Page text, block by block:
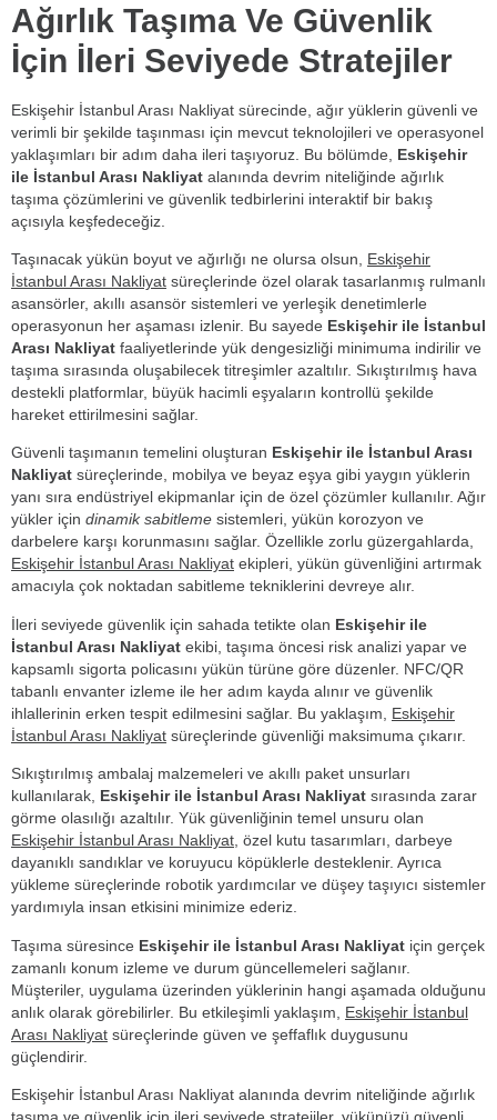
Ağırlık Taşıma Ve Güvenlik
İçin İleri Seviyede Stratejiler
Eskişehir İstanbul Arası Nakliyat sürecinde, ağır yüklerin güvenli ve
verimli bir şekilde taşınması için mevcut teknolojileri ve operasyonel
yaklaşımları bir adım daha ileri taşıyoruz. Bu bölümde, Eskişehir
ile İstanbul Arası Nakliyat alanında devrim niteliğinde ağırlık
taşıma çözümlerini ve güvenlik tedbirlerini interaktif bir bakış
açısıyla keşfedeceğiz.
Taşınacak yükün boyut ve ağırlığı ne olursa olsun, Eskişehir
İstanbul Arası Nakliyat süreçlerinde özel olarak tasarlanmış rulmanlı
asansörler, akıllı asansör sistemleri ve yerleşik denetimlerle
operasyonun her aşaması izlenir. Bu sayede Eskişehir ile İstanbul
Arası Nakliyat faaliyetlerinde yük dengesizliği minimuma indirilir ve
taşıma sırasında oluşabilecek titreşimler azaltılır. Sıkıştırılmış hava
destekli platformlar, büyük hacimli eşyaların kontrollü şekilde
hareket ettirilmesini sağlar.
Güvenli taşımanın temelini oluşturan Eskişehir ile İstanbul Arası
Nakliyat süreçlerinde, mobilya ve beyaz eşya gibi yaygın yüklerin
yanı sıra endüstriyel ekipmanlar için de özel çözümler kullanılır. Ağır
yükler için dinamik sabitleme sistemleri, yükün korozyon ve
darbelere karşı korunmasını sağlar. Özellikle zorlu güzergahlarda,
Eskişehir İstanbul Arası Nakliyat ekipleri, yükün güvenliğini artırmak
amacıyla çok noktadan sabitleme tekniklerini devreye alır.
İleri seviyede güvenlik için sahada tetikte olan Eskişehir ile
İstanbul Arası Nakliyat ekibi, taşıma öncesi risk analizi yapar ve
kapsamlı sigorta policasını yükün türüne göre düzenler. NFC/QR
tabanlı envanter izleme ile her adım kayda alınır ve güvenlik
ihlallerinin erken tespit edilmesini sağlar. Bu yaklaşım, Eskişehir
İstanbul Arası Nakliyat süreçlerinde güvenliği maksimuma çıkarır.
Sıkıştırılmış ambalaj malzemeleri ve akıllı paket unsurları
kullanılarak, Eskişehir ile İstanbul Arası Nakliyat sırasında zarar
görme olasılığı azaltılır. Yük güvenliğinin temel unsuru olan
Eskişehir İstanbul Arası Nakliyat, özel kutu tasarımları, darbeye
dayanıklı sandıklar ve koruyucu köpüklerle desteklenir. Ayrıca
yükleme süreçlerinde robotik yardımcılar ve düşey taşıyıcı sistemler
yardımıyla insan etkisini minimize ederiz.
Taşıma süresince Eskişehir ile İstanbul Arası Nakliyat için gerçek
zamanlı konum izleme ve durum güncellemeleri sağlanır.
Müşteriler, uygulama üzerinden yüklerinin hangi aşamada olduğunu
anlık olarak görebilirler. Bu etkileşimli yaklaşım, Eskişehir İstanbul
Arası Nakliyat süreçlerinde güven ve şeffaflık duygusunu
güçlendirir.
Eskişehir İstanbul Arası Nakliyat alanında devrim niteliğinde ağırlık